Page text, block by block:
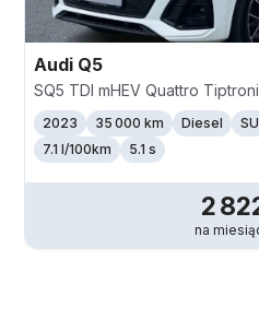
Audi Q5
SQ5 TDI mHEV Quattro
2023 35 000 km Diesel
7.1 l/100km
5.1 s
2
na